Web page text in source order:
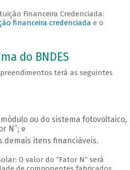
Financeira Credenciada:
financeira credenciada e o
do BNDES
terá as seguintes
ou do sistema fotovoltaico,
N”; e
demais itens financiáveis.
O valor do “Fator N” será